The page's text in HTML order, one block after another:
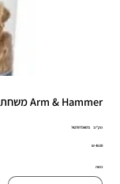
Arm & Hammer משחת שיניים אנזימטית לכלבים בטעם בקר
מק"ט:
מק"ט
742797734071
מחיר‏45.00 ‏₪
כמות